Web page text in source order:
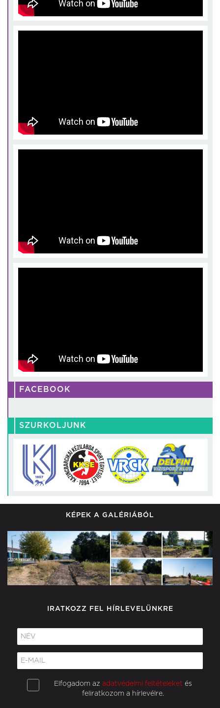
FACEBOOK
SZURKOLJUNK
KÉPEK A GALÉRIÁBÓL
IRATKOZZ FEL HÍRLEVELÜNKRE
Elfogadom az adatvédelmi feltételeket és
feliratkozom a hírlevélre.